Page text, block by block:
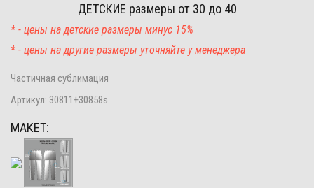
ДЕТСКИЕ размеры от 30 до 40
* - цены на детские размеры минус 15%
* - цены на другие размеры уточняйте у менеджера
Частичная сублимация
Артикул: 30811+30858s
МАКЕТ: